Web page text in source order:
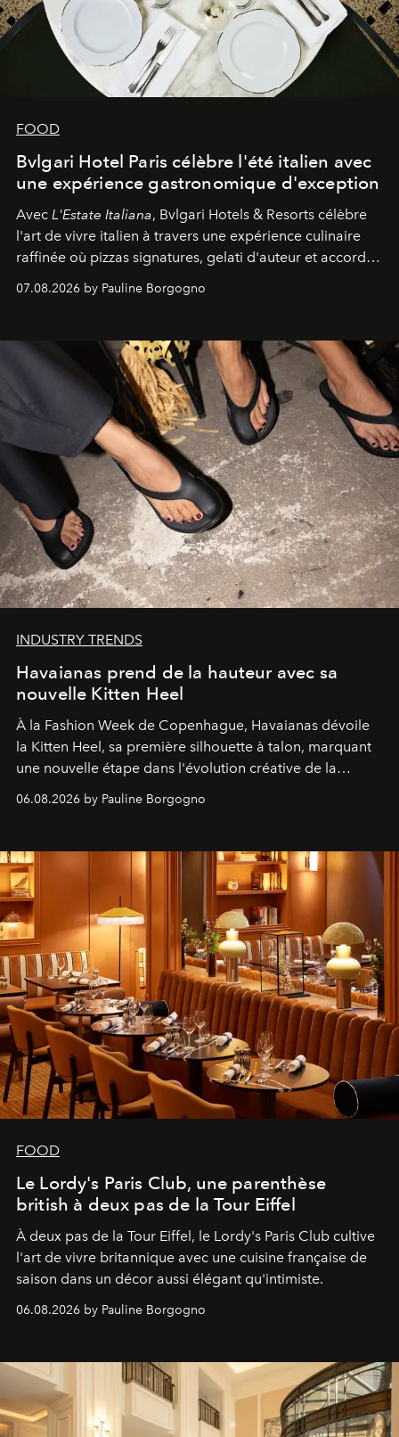
FOOD
Bvlgari Hotel Paris célèbre l'été italien avec
une expérience gastronomique d'exception
Avec L'Estate Italiana, Bvlgari Hotels & Resorts célèbre
l'art de vivre italien à travers une expérience culinaire
raffinée où pizzas signatures, gelati d'auteur et accords
d'exception composent un véritable voyage sensoriel.
07.08.2026 by Pauline Borgogno
INDUSTRY TRENDS
Havaianas prend de la hauteur avec sa
nouvelle Kitten Heel
À la Fashion Week de Copenhague, Havaianas dévoile
la Kitten Heel, sa première silhouette à talon, marquant
une nouvelle étape dans l'évolution créative de la
06.08.2026 by Pauline Borgogno
FOOD
Le Lordy's Paris Club, une parenthèse
british à deux pas de la Tour Eiffel
À deux pas de la Tour Eiffel, le Lordy's Paris Club cultive
l'art de vivre britannique avec une cuisine française de
saison dans un décor aussi élégant qu'intimiste.
06.08.2026 by Pauline Borgogno